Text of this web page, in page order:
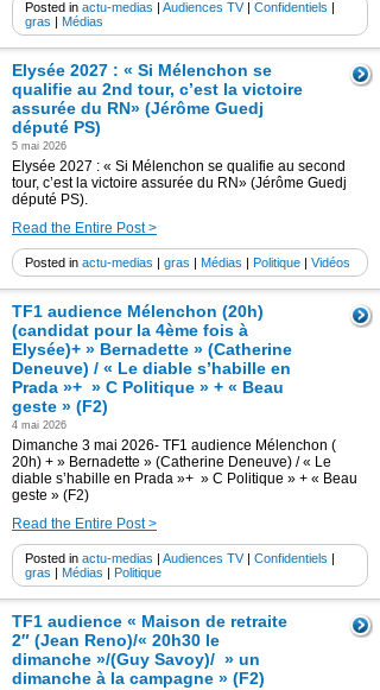
Posted in actu-medias | Audiences TV| Confidentiels |
gras | Médias
Elysée 2027 : « Si Mélenchon se
qualifie au 2nd tour, c’est la victoire
assurée du RN» (Jérôme Guedj
député PS)
5 mai 2026
Elysée 2027 : « Si Mélenchon se qualifie au second
tour, c’est la victoire assurée du RN» (Jérôme Guedj
député PS).
Read the Entire Post >
Posted in actu-medias | gras | Médias | Politique | Vidéos
TF1 audience Mélenchon (20h)
(candidat pour la 4ème fois à
Elysée)+ » Bernadette » (Catherine
Deneuve) / « Le diable s’habille en
Prada »+ » C Politique » + « Beau
geste » (F2)
4 mai 2026
Dimanche 3 mai 2026- TF1 audience Mélenchon (
20h) + » Bernadette » (Catherine Deneuve) / « Le
diable s’habille en Prada »+ » C Politique » + « Beau
geste » (F2)
Read the Entire Post >
Posted in actu-medias | Audiences TV| Confidentiels |
gras | Médias | Politique
TF1 audience « Maison de retraite
2″ (Jean Reno)/« 20h30 le
dimanche »/(Guy Savoy)/ » un
dimanche à la campagne » (F2)